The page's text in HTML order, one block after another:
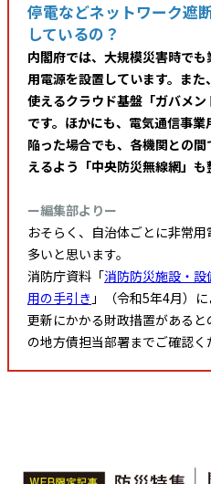
停電などネットワーク遮
しているの？
内閣府では、大規模災害時で
用電源を設置しています。ま
使えるクラウド基盤「ガバメ
です。ほかにも、電気通信事
陥った場合でも、各機関との
えるよう「中央防災無線網」も
ー編集部よりー
おそらく、自治体ごとに非常
多いと思います。
消防庁資料「消防防災施設・
用の手引き 」（令和5年4月）
更新にかかる財政措置がある
の地方債担当部署までご確認く